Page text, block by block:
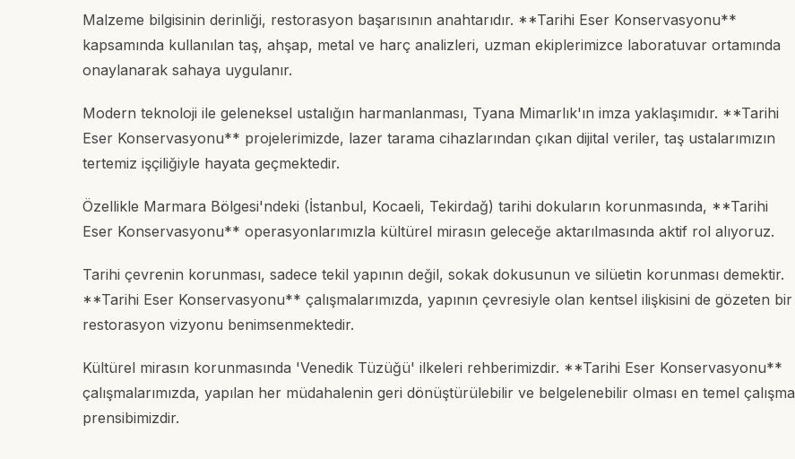
Malzeme bilgisinin derinliği, restorasyon başarısının anahtarıdır. **Tarihi Eser Konservasyonu**
kapsamında kullanılan taş, ahşap, metal ve harç analizleri, uzman ekiplerimizce laboratuvar ortamında
onaylanarak sahaya uygulanır.
Modern teknoloji ile geleneksel ustalığın harmanlanması, Tyana Mimarlık'ın imza yaklaşımıdır. **Tarihi
Eser Konservasyonu** projelerimizde, lazer tarama cihazlarından çıkan dijital veriler, taş ustalarımızın
tertemiz işçiliğiyle hayata geçmektedir.
Özellikle Marmara Bölgesi'ndeki (İstanbul, Kocaeli, Tekirdağ) tarihi dokuların korunmasında, **Tarihi
Eser Konservasyonu** operasyonlarımızla kültürel mirasın geleceğe aktarılmasında aktif rol alıyoruz.
Tarihi çevrenin korunması, sadece tekil yapının değil, sokak dokusunun ve silüetin korunması demektir.
**Tarihi Eser Konservasyonu** çalışmalarımızda, yapının çevresiyle olan kentsel ilişkisini de gözeten bir
restorasyon vizyonu benimsenmektedir.
Kültürel mirasın korunmasında 'Venedik Tüzüğü' ilkeleri rehberimizdir. **Tarihi Eser Konservasyonu**
çalışmalarımızda, yapılan her müdahalenin geri dönüştürülebilir ve belgelenebilir olması en temel çalışma
prensibimizdir.